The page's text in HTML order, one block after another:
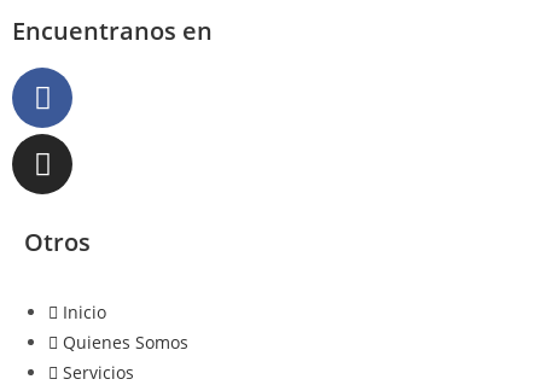
Encuentranos en
Otros
Inicio
Quienes Somos
Servicios